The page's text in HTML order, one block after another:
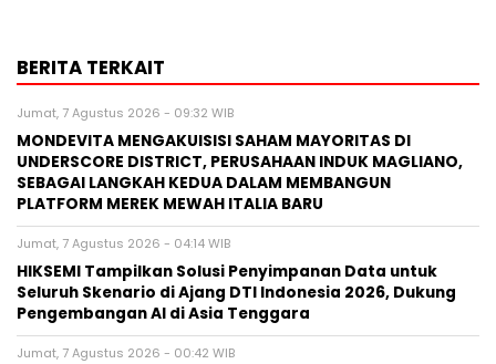
BERITA TERKAIT
Jumat, 7 Agustus 2026 - 09:32 WIB
MONDEVITA MENGAKUISISI SAHAM MAYORITAS DI
UNDERSCORE DISTRICT, PERUSAHAAN INDUK MAGLIANO,
SEBAGAI LANGKAH KEDUA DALAM MEMBANGUN
PLATFORM MEREK MEWAH ITALIA BARU
Jumat, 7 Agustus 2026 - 04:14 WIB
HIKSEMI Tampilkan Solusi Penyimpanan Data untuk
Seluruh Skenario di Ajang DTI Indonesia 2026, Dukung
Pengembangan AI di Asia Tenggara
Jumat, 7 Agustus 2026 - 00:42 WIB